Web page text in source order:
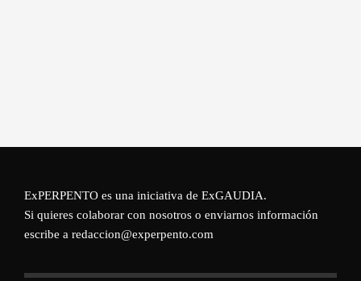
ExPERPENTO es una iniciativa de ExGAUDIA.
Si quieres colaborar con nosotros o enviarnos información
escribe a redaccion@experpento.com